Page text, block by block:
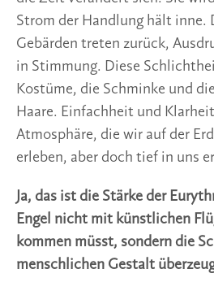
Strom der Handlung hält inne.
Gebärden treten zurück,
in Stimmung. Diese
Kostüme, die Schminke und
Haare. Einfachheit und
Atmosphäre, die wir auf der
erleben, aber doch tief in uns
Ja, das ist die Stärke der
Engel nicht mit künstlichen
kommen müsst, sondern die
menschlichen Gestalt